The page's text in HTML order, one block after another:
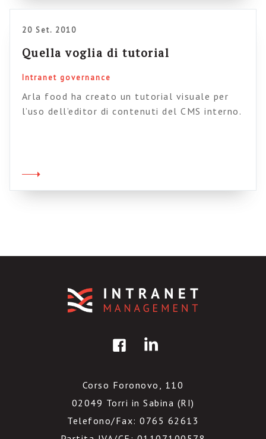
congressi Cavour (vicino alla stazione Termini).
20 Set. 2010
Quella voglia di tutorial
Intranet governance
Arla food ha creato un tutorial visuale per
l’uso dell’editor di contenuti del CMS interno.
Corso Foronovo, 110
02049 Torri in Sabina (RI)
Telefono/Fax: 0765 62613